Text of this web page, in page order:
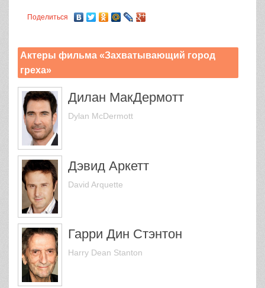
Поделиться
Актеры фильма «Захватывающий город
греха»
Дилан МакДермотт
Dylan McDermott
Дэвид Аркетт
David Arquette
Гарри Дин Стэнтон
Harry Dean Stanton